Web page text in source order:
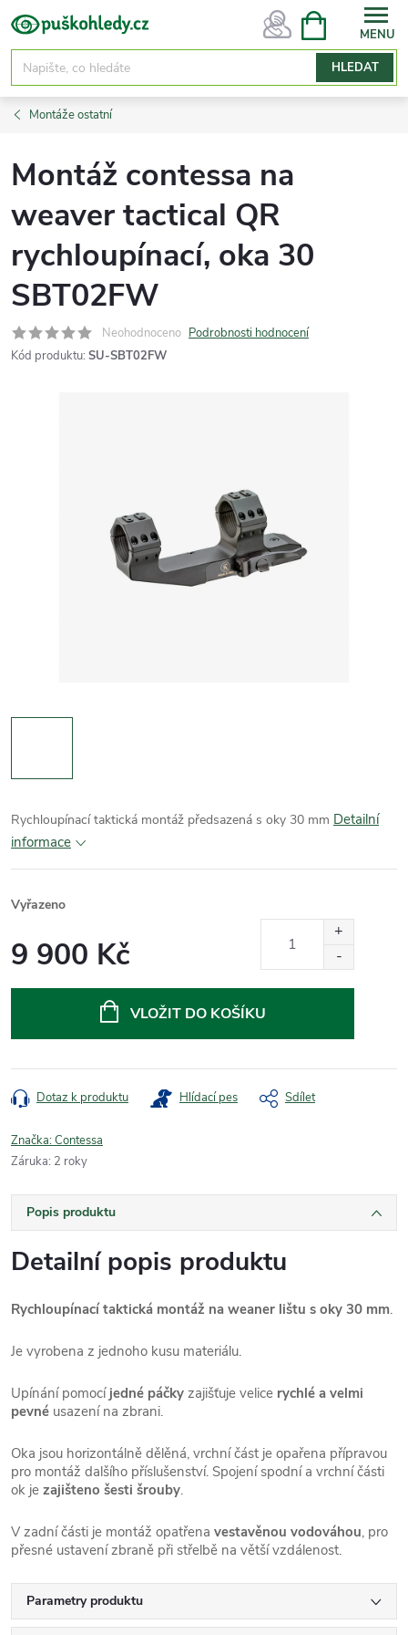
Přejít
na
obsah
HLEDAT
NÁKUPNÍ
Montáže ostatní
Montáž contessa na
weaver tactical QR
rychloupínací, oka 30
SBT02FW
Neohodnoceno Podrobnosti hodnocení
Kód produktu: SU-SBT02FW
Rychloupínací taktická montáž předsazená s oky 30 mm Detailní
informace
Vyřazeno
9 900 Kč
VLOŽIT DO KOŠÍKU
Dotaz k produktu Hlídací pes Sdílet
Značka:Contessa
Záruka: 2 roky
Popis produktu
Detailní popis produktu
Rychloupínací taktická montáž na weaner lištu s oky 30 mm.
Je vyrobena z jednoho kusu materiálu.
Upínání pomocí jedné páčky zajišťuje velice rychlé a velmi
pevné usazení na zbrani.
Oka jsou horizontálně dělěná, vrchní část je opařena přípravou
pro montáž dalšího příslušenství. Spojení spodní a vrchní části
ok je zajišteno šesti šrouby.
V zadní části je montáž opatřena vestavěnou vodováhou, pro
přesné ustavení zbraně při střelbě na větší vzdálenost.
Parametry produktu